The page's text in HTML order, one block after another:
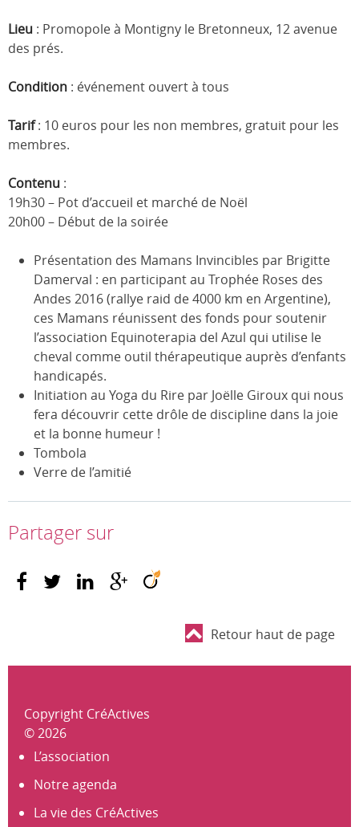
Lieu : Promopole à Montigny le Bretonneux, 12 avenue
des prés.
Condition : événement ouvert à tous
Tarif: 10 euros pour les non membres, gratuit pour les
membres.
Contenu :
19h30 – Pot d’accueil et marché de Noël
20h00 – Début de la soirée
Présentation des Mamans Invincibles par Brigitte
Damerval : en participant au Trophée Roses des
Andes 2016 (rallye raid de 4000 km en Argentine),
ces Mamans réunissent des fonds pour soutenir
l’association Equinoterapia del Azul qui utilise le
cheval comme outil thérapeutique auprès d’enfants
handicapés.
Initiation au Yoga du Rire par Joëlle Giroux qui nous
fera découvrir cette drôle de discipline dans la joie
et la bonne humeur !
Tombola
Verre de l’amitié
Partager sur
Retour haut de page
Copyright CréActives
© 2026
L’association
Notre agenda
La vie des CréActives